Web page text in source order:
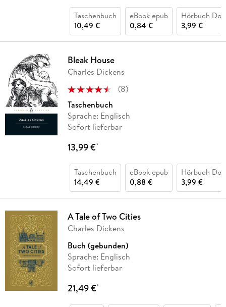
Taschenbuch
10,49 €
eBook epub
0,84 €
Hörbuch
3,99 €
Bleak House
Charles Dickens
(8)
Taschenbuch
Sprache: Englisch
Sofort lieferbar
13,99 €*
Taschenbuch
14,49 €
eBook epub
0,88 €
Hörbuch
3,99 €
A Tale of Two Cities
Charles Dickens
Buch (gebunden)
Sprache: Englisch
Sofort lieferbar
21,49 €*